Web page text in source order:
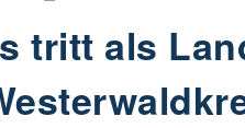
tritt als